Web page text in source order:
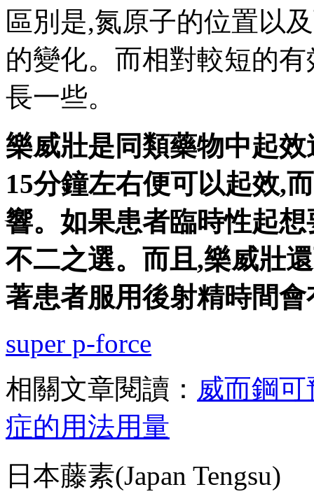
區別是,氮原子的位置以
的變化。而相對較短的
長一些。
樂威壯是同類藥物中起
15分鐘左右便可以起效,
響。如果患者臨時性起
不二之選。而且,樂威壯
著患者服用後射精時間
super p-force
相關文章閱讀： 威而鋼
症的用法用量
日本藤素(Japan Tengsu)